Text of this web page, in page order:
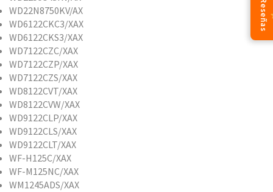
WD22N8750KV/AX
WD6122CKC3/XAX
WD6122CKS3/XAX
WD7122CZC/XAX
WD7122CZP/XAX
WD7122CZS/XAX
WD8122CVT/XAX
WD8122CVW/XAX
WD9122CLP/XAX
WD9122CLS/XAX
WD9122CLT/XAX
WF-H125C/XAX
WF-M125NC/XAX
WM1245ADS/XAX
Reseñas